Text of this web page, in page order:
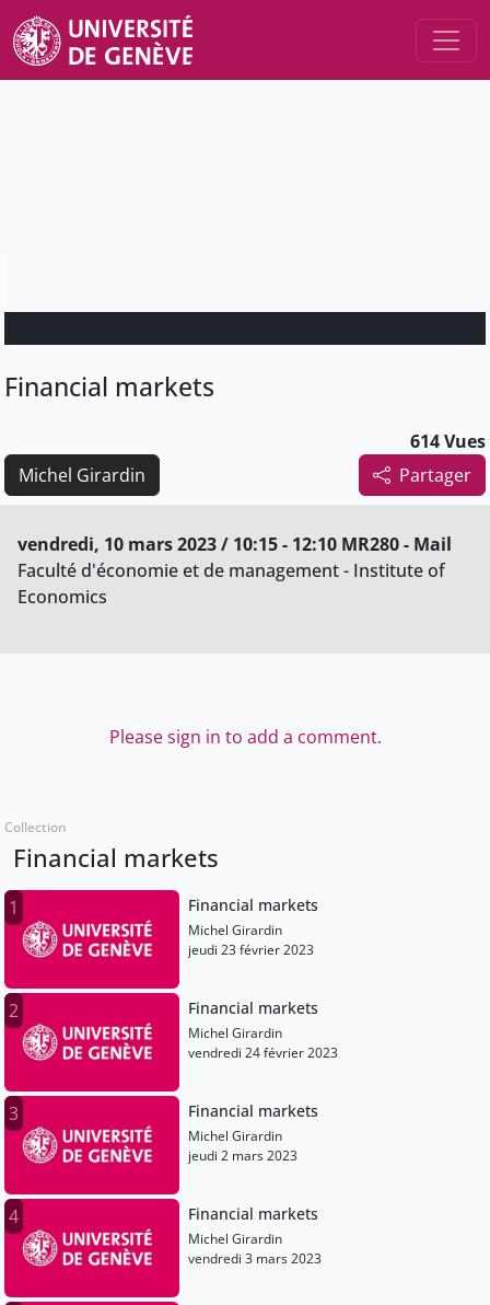
Financial markets
614 Vues
Partager
Michel Girardin
vendredi, 10 mars 2023 / 10:15 - 12:10 MR280 - Mail
Faculté d'économie et de management - Institute of
Economics
Please sign in to add a comment.
Collection
Financial markets
1 Financial markets
Michel Girardin
jeudi 23 février 2023
2 Financial markets
Michel Girardin
vendredi 24 février 2023
3 Financial markets
Michel Girardin
jeudi 2 mars 2023
4 Financial markets
Michel Girardin
vendredi 3 mars 2023